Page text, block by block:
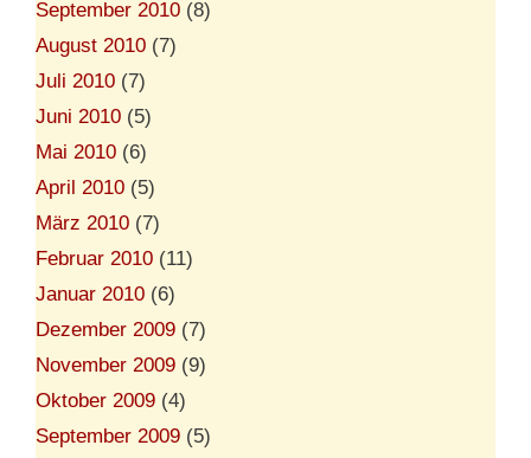
September 2010 (8)
August 2010 (7)
Juli 2010 (7)
Juni 2010 (5)
Mai 2010 (6)
April 2010 (5)
März 2010 (7)
Februar 2010 (11)
Januar 2010 (6)
Dezember 2009 (7)
November 2009 (9)
Oktober 2009 (4)
September 2009 (5)